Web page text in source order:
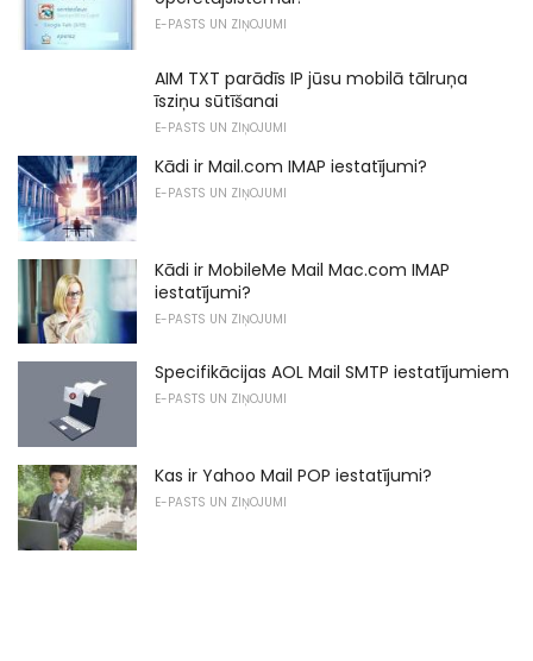
E-PASTS UN ZIŅOJUMI
AIM TXT parādīs IP jūsu mobilā tālruņa
īsziņu sūtīšanai
E-PASTS UN ZIŅOJUMI
Kādi ir Mail.com IMAP iestatījumi?
E-PASTS UN ZIŅOJUMI
Kādi ir MobileMe Mail Mac.com IMAP
iestatījumi?
E-PASTS UN ZIŅOJUMI
Specifikācijas AOL Mail SMTP iestatījumiem
E-PASTS UN ZIŅOJUMI
Kas ir Yahoo Mail POP iestatījumi?
E-PASTS UN ZIŅOJUMI